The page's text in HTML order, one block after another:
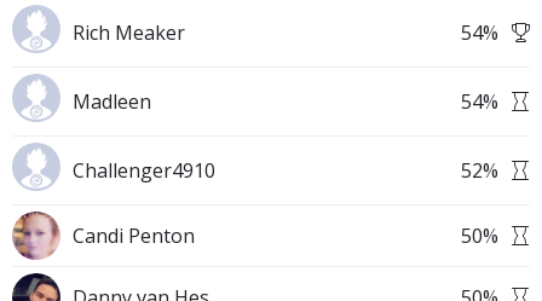
Rich Meaker 54%
Madleen 54%
Challenger4910 52%
Candi Penton 50%